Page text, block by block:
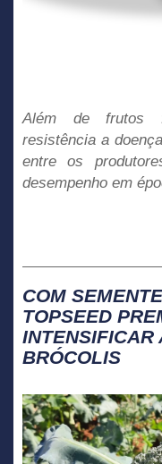
Além de frutos
resistência a
entre os
desempenho em
COM
TOPSEED
INTENSIFICAR
BRÓCOLIS